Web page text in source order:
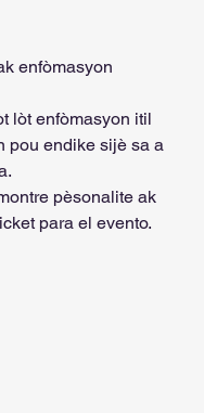
enfòmasyon
lòt enfòmasyon itil
pou endike sijè sa a
pèsonalite ak
para el evento.